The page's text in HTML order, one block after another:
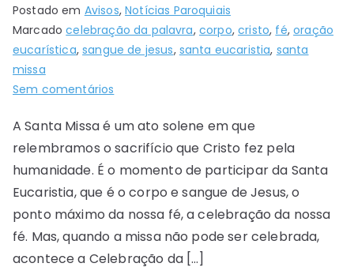
Postado em Avisos,Notícias Paroquiais
Marcadocelebração da palavra, corpo,cristo, fé,oração
eucarística,sangue de jesus, santa eucaristia, santa
missa
Sem comentários
A Santa Missa é um ato solene em que
relembramos o sacrifício que Cristo fez pela
humanidade. É o momento de participar da Santa
Eucaristia, que é o corpo e sangue de Jesus, o
ponto máximo da nossa fé, a celebração da nossa
fé. Mas, quando a missa não pode ser celebrada,
acontece a Celebração da […]